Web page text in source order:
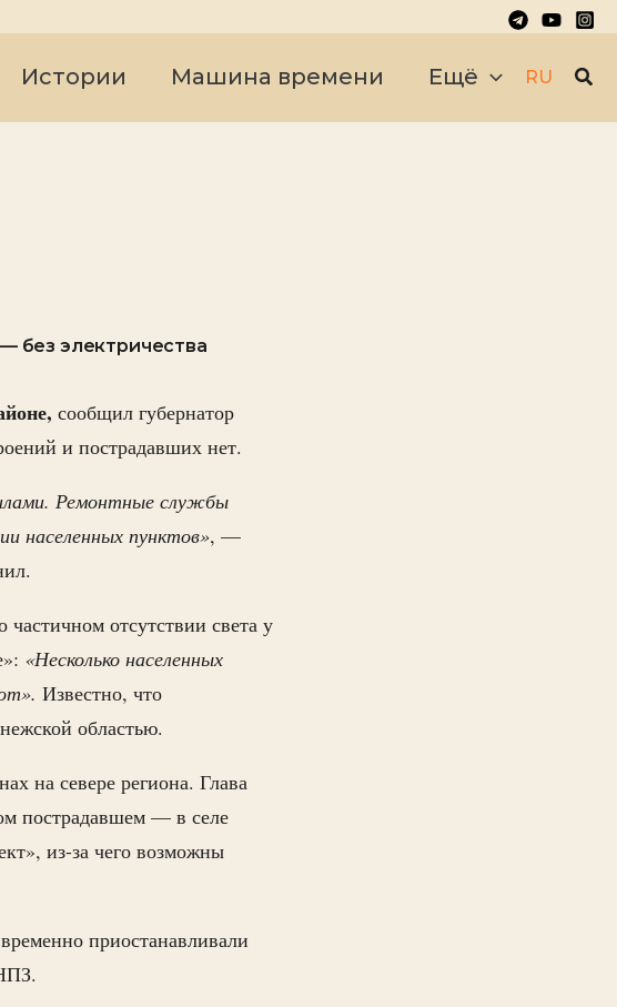
Истории Машина времени Ещё RU
без электричества
сообщил губернатор
и пострадавших нет.
Ремонтные службы
населенных пунктов», —
отсутствии света у
«Несколько населенных
Известно, что
областью.
на севере региона. Глава
пострадавшем — в селе
из-за чего возможны
временно приостанавливали